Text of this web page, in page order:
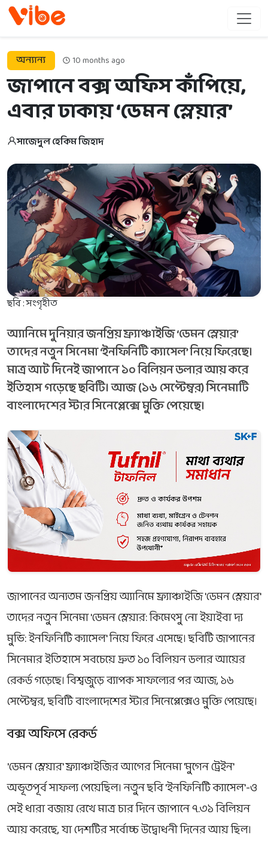
অন্যান্য 10 months ago
জাপানে বক্স অফিস কাঁপিয়ে,
এবার ঢাকায় ‘ডেমন স্লেয়ার’
সাজেদুল হেকিম জিহাদ
ছবি : সংগৃহীত
অ্যানিমে দুনিয়ার জনপ্রিয় ফ্র্যাঞ্চাইজি ‘ডেমন স্লেয়ার’
তাদের নতুন সিনেমা ‘ইনফিনিটি ক্যাসেল’ নিয়ে ফিরেছে।
মাত্র আট দিনেই জাপানে ১০ বিলিয়ন ডলার আয় করে
ইতিহাস গড়েছে ছবিটি। আজ (১৬ সেপ্টেম্বর) সিনেমাটি
বাংলাদেশের স্টার সিনেপ্লেক্সে মুক্তি পেয়েছে।
জাপানের অন্যতম জনপ্রিয় অ্যানিমে ফ্র্যাঞ্চাইজি 'ডেমন স্লেয়ার'
তাদের নতুন সিনেমা 'ডেমন স্লেয়ার: কিমেৎসু নো ইয়াইবা দ্য
মুভি: ইনফিনিটি ক্যাসেল' নিয়ে ফিরে এসেছে। ছবিটি জাপানের
সিনেমার ইতিহাসে সবচেয়ে দ্রুত ১০ বিলিয়ন ডলার আয়ের
রেকর্ড গড়েছে। বিশ্বজুড়ে ব্যাপক সাফল্যের পর আজ, ১৬
সেপ্টেম্বর, ছবিটি বাংলাদেশের স্টার সিনেপ্লেক্সেও মুক্তি পেয়েছে।
বক্স অফিসে রেকর্ড
'ডেমন স্লেয়ার' ফ্র্যাঞ্চাইজির আগের সিনেমা 'মুগেন ট্রেইন'
অভূতপূর্ব সাফল্য পেয়েছিল। নতুন ছবি 'ইনফিনিটি ক্যাসেল'-ও
সেই ধারা বজায় রেখে মাত্র চার দিনে জাপানে ৭.৩১ বিলিয়ন
আয় করেছে, যা দেশটির সর্বোচ্চ উদ্বোধনী দিনের আয় ছিল।